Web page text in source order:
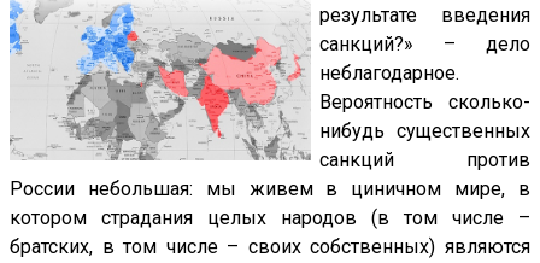
результате введения
санкций?» – дело
неблагодарное.
Вероятность сколько-
нибудь существенных
санкций против
России небольшая: мы живем в циничном мире, в
котором страдания целых народов (в том числе –
братских, в том числе – своих собственных) являются